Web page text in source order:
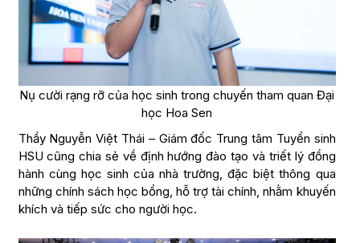
Nụ cười rạng rỡ của học sinh trong chuyến tham quan Đại
học Hoa Sen
Thầy Nguyễn Việt Thái – Giám đốc Trung tâm Tuyển sinh
HSU cũng chia sẻ về định hướng đào tạo và triết lý đồng
hành cùng học sinh của nhà trường, đặc biệt thông qua
những chính sách học bổng, hỗ trợ tài chính, nhằm khuyến
khích và tiếp sức cho người học.